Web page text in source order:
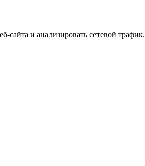
и анализировать сетевой трафик.